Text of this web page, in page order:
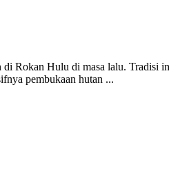
Rokan Hulu di masa lalu. Tradisi
pembukaan hutan ...